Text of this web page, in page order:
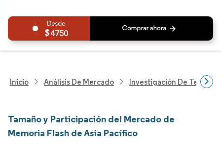
4750
Inicio Análisis De Mercado Investigación De
Tamaño y Participación del Mercado de
Memoria Flash de Asia Pacífico